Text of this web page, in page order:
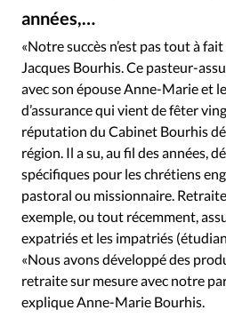
Dossier
Opinions
Publireportage
Société
Tour du monde des
Vécu
Vie Intérieure
années,…
«Notre succès n’est pas tout à
Jacques Bourhis. Ce pasteur-
avec son épouse Anne-Marie et
d’assurance qui vient de fêter
réputation du Cabinet Bourhis
région. Il a su, au fil des années,
spécifiques pour les chrétiens
pastoral ou missionnaire.
exemple, ou tout récemment,
expatriés et les impatriés
«Nous avons développé des
retraite sur mesure avec notre
explique Anne-Marie Bourhis.